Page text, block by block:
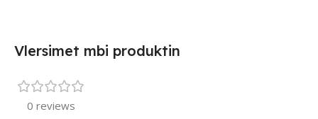
Vlersimet mbi produktin
0 reviews